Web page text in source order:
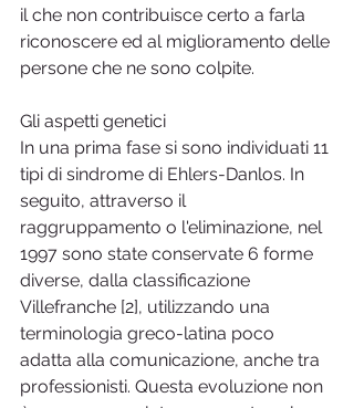
il che non contribuisce certo a farla
riconoscere ed al miglioramento delle
persone che ne sono colpite.
Gli aspetti genetici
In una prima fase si sono individuati 11
tipi di sindrome di Ehlers-Danlos. In
seguito, attraverso il
raggruppamento o l'eliminazione, nel
1997 sono state conservate 6 forme
diverse, dalla classificazione
Villefranche [2], utilizzando una
terminologia greco-latina poco
adatta alla comunicazione, anche tra
professionisti. Questa evoluzione non